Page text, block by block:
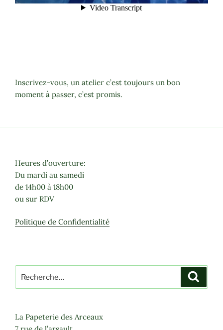
Inscrivez-vous, un atelier c’est toujours un bon
moment à passer, c’est promis.
Heures d’ouverture:
Du mardi au samedi
de 14h00 à 18h00
ou sur RDV
Politique de Confidentialité
pour
La Papeterie des Arceaux